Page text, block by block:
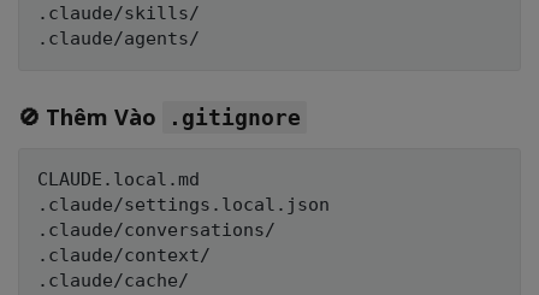
.claude/skills/
🚫 Thêm Vào .gitignore
CLAUDE.local.md
.claude/settings.local.json
.claude/conversations/
.claude/context/
.claude/cache/